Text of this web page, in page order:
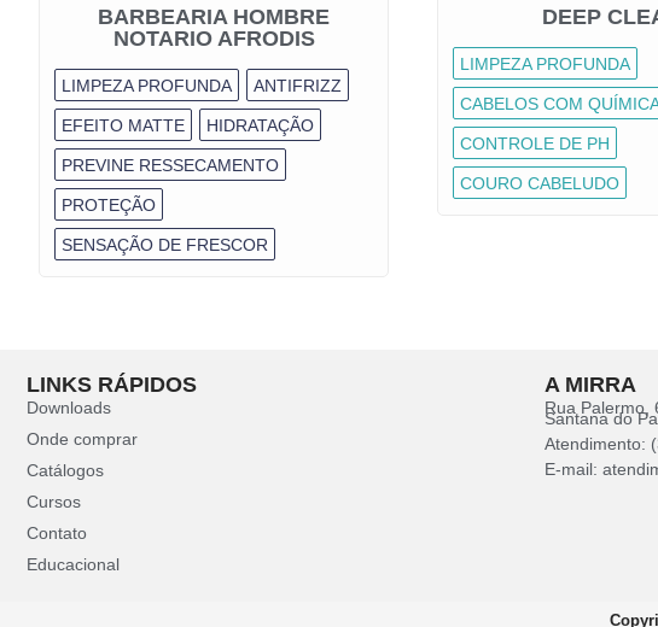
BARBEARIA HOMBRE
NOTARIO AFRODIS
LIMPEZA PROFUNDA ANTIFRIZZ
EFEITO MATTE HIDRATAÇÃO
PREVINE RESSECAMENTO
PROTEÇÃO
SENSAÇÃO DE FRESCOR
DEEP
LIMPEZA PROFUNDA
CABELOS COM
CONTROLE DE PH
COURO CABELUDO
LINKS RÁPIDOS
Downloads
Onde comprar
Catálogos
Cursos
Contato
Educacional
A MIRRA
Rua Palermo,
Santana do
Atendimento:
E-mail: